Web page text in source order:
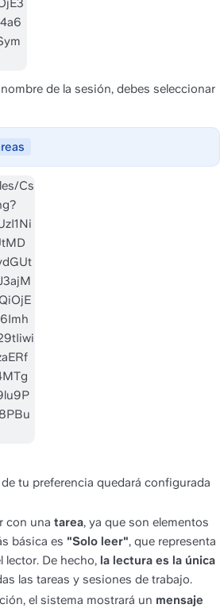
de la sesión, debes seleccionar
tu preferencia quedará configurada
con una tarea, ya que son elementos
básica es "Solo leer", que representa
lector. De hecho, la lectura es la única
las tareas y sesiones de trabajo.
el sistema mostrará un mensaje